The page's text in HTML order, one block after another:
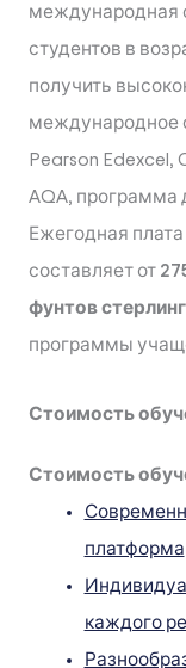
международная
студентов в
получить
международное
Pearson Edexcel,
AQA, программа
Ежегодная плата
составляет от
фунтов
программы
Стоимость
Стоимость
платформа
каждого